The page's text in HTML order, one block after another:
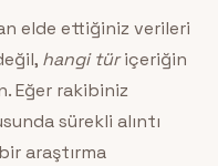
elde ettiğiniz verileri
hangi türiçeriğin
Eğer rakibiniz
sürekli alıntı
araştırma